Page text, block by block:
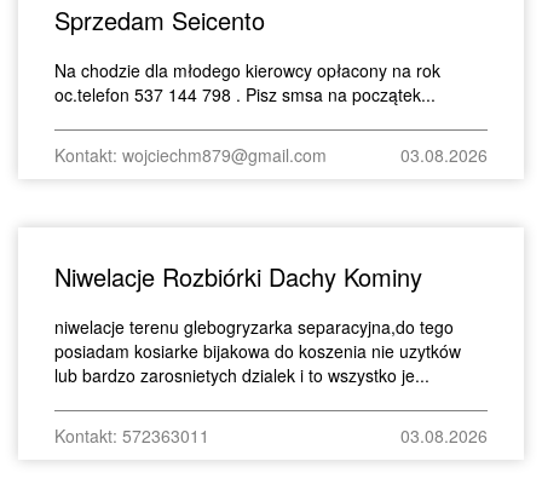
Sprzedam Seicento
Na chodzie dla młodego kierowcy opłacony na rok
oc.telefon 537 144 798 . Pisz smsa na początek...
Kontakt: wojciechm879@gmail.com 03.08.2026
Niwelacje Rozbiórki Dachy Kominy
niwelacje terenu glebogryzarka separacyjna,do tego
posiadam kosiarke bijakowa do koszenia nie uzytków
lub bardzo zarosnietych dzialek i to wszystko je...
Kontakt: 572363011 03.08.2026